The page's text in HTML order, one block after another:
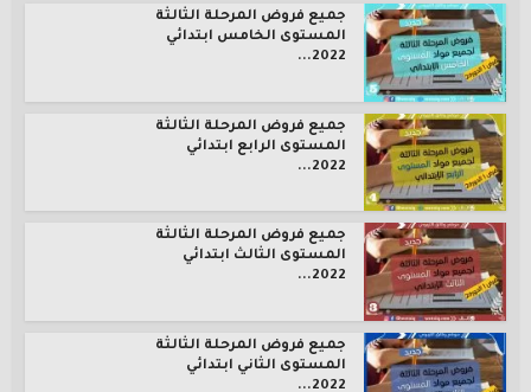
جميع فروض المرحلة الثالثة
المستوى الخامس ابتدائي
2022...
جميع فروض المرحلة الثالثة
المستوى الرابع ابتدائي
2022...
جميع فروض المرحلة الثالثة
المستوى الثالث ابتدائي
2022...
جميع فروض المرحلة الثالثة
المستوى الثاني ابتدائي
2022...